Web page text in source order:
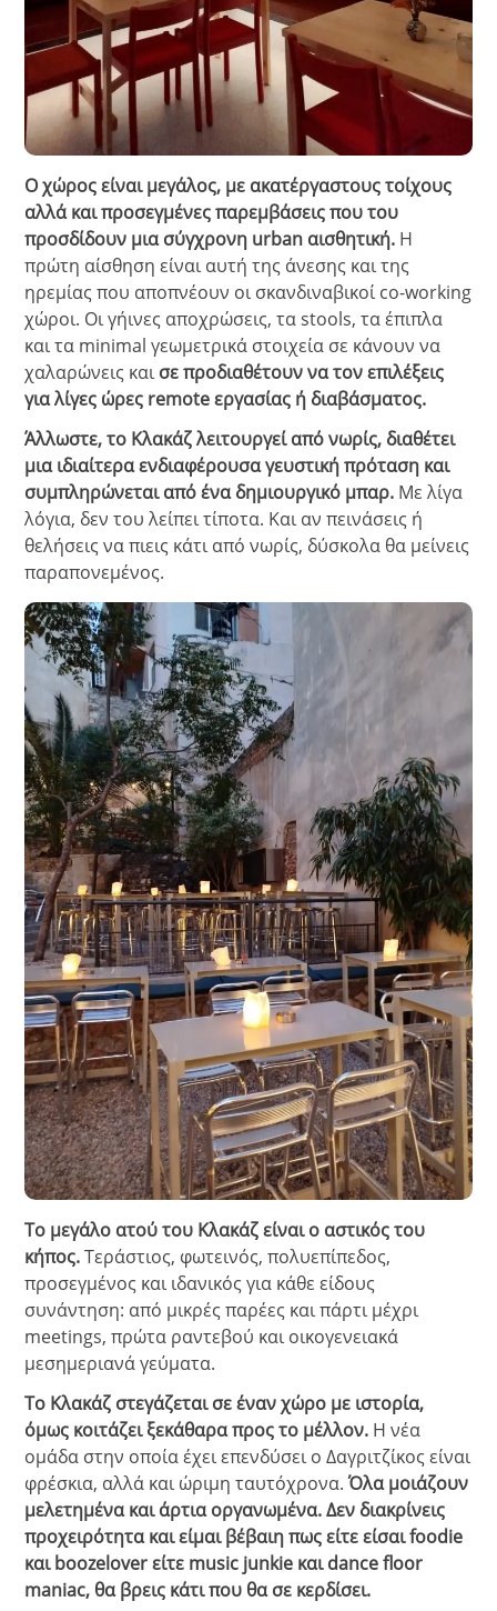
Ο χώρος είναι μεγάλος, με ακατέργαστους τοίχους
αλλά και προσεγμένες παρεμβάσεις που του
προσδίδουν μια σύγχρονη urban αισθητική. Η
πρώτη αίσθηση είναι αυτή της άνεσης και της
ηρεμίας που αποπνέουν οι σκανδιναβικοί co-working
χώροι. Οι γήινες αποχρώσεις, τα stools, τα έπιπλα
και τα minimal γεωμετρικά στοιχεία σε κάνουν να
χαλαρώνεις και σε προδιαθέτουν να τον επιλέξεις
για λίγες ώρες remote εργασίας ή διαβάσματος.
Άλλωστε, το Κλακάζ λειτουργεί από νωρίς, διαθέτει
μια ιδιαίτερα ενδιαφέρουσα γευστική πρόταση και
συμπληρώνεται από ένα δημιουργικό μπαρ. Με λίγα
λόγια, δεν του λείπει τίποτα. Και αν πεινάσεις ή
θελήσεις να πιεις κάτι από νωρίς, δύσκολα θα μείνεις
παραπονεμένος.
Το μεγάλο ατού του Κλακάζ είναι ο αστικός του
κήπος.Τεράστιος, φωτεινός, πολυεπίπεδος,
προσεγμένος και ιδανικός για κάθε είδους
συνάντηση: από μικρές παρέες και πάρτι μέχρι
meetings, πρώτα ραντεβού και οικογενειακά
μεσημεριανά γεύματα.
Το Κλακάζ στεγάζεται σε έναν χώρο με ιστορία,
όμως κοιτάζει ξεκάθαρα προς το μέλλον. Η νέα
ομάδα στην οποία έχει επενδύσει ο Δαγριτζίκος είναι
φρέσκια, αλλά και ώριμη ταυτόχρονα.Όλα μοιάζουν
μελετημένα και άρτια οργανωμένα. Δεν διακρίνεις
προχειρότητα και είμαι βέβαιη πως είτε είσαι foodie
και boozelover είτε music junkie και dance floor
maniac, θα βρεις κάτι που θα σε κερδίσει.